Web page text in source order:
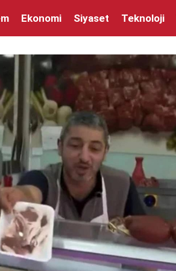
Ekonomi Siyaset Teknoloji